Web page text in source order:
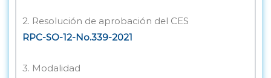
2. Resolución de aprobación del CES
RPC-SO-12-No.339-2021
3. Modalidad